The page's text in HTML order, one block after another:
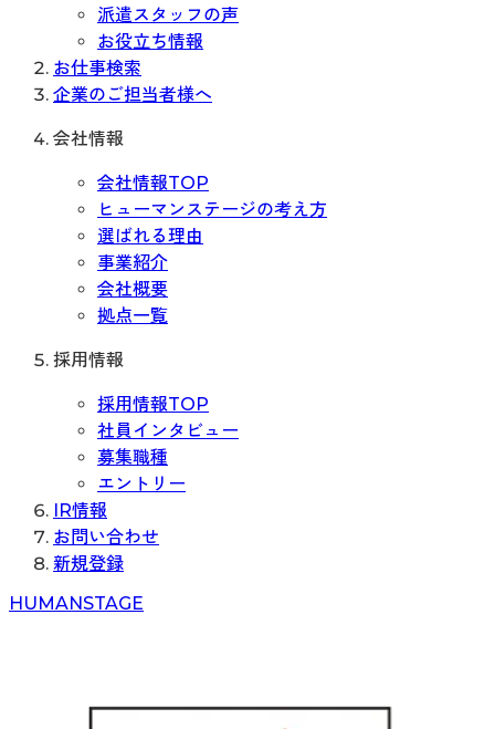
派遣スタッフの声
お役立ち情報
お仕事検索
企業のご担当者様へ
会社情報
会社情報TOP
ヒューマンステージの考え方
選ばれる理由
事業紹介
会社概要
拠点一覧
採用情報
採用情報TOP
社員インタビュー
募集職種
エントリー
IR情報
お問い合わせ
新規登録
HUMANSTAGE